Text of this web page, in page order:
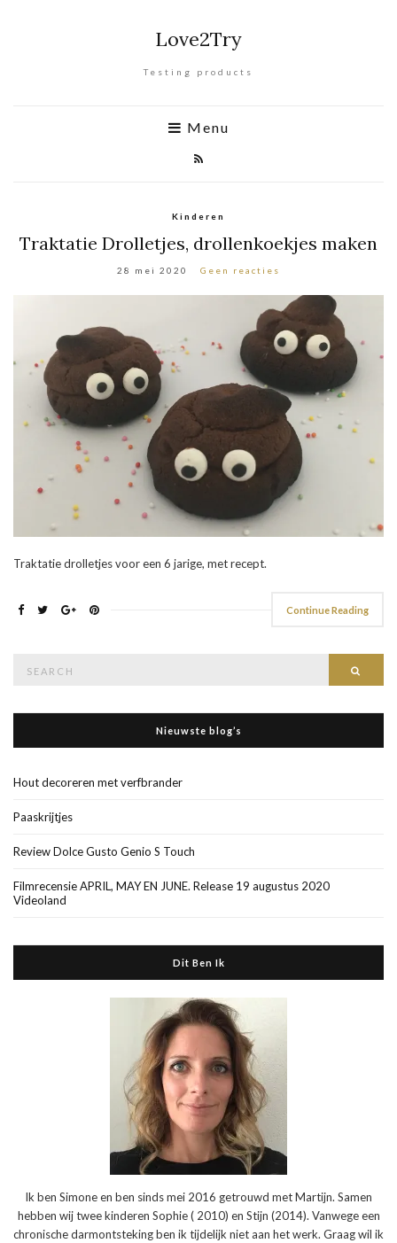
Love2Try
Testing products
Menu
Kinderen
Traktatie Drolletjes, drollenkoekjes maken
28 mei 2020 Geen reacties
Traktatie drolletjes voor een 6 jarige, met recept.
Continue Reading
Nieuwste blog’s
Hout decoreren met verfbrander
Paaskrijtjes
Review Dolce Gusto Genio S Touch
Filmrecensie APRIL, MAY EN JUNE. Release 19 augustus 2020
Videoland
Dit Ben Ik
Ik ben Simone en ben sinds mei 2016 getrouwd met Martijn. Samen
hebben wij twee kinderen Sophie ( 2010) en Stijn (2014). Vanwege een
chronische darmontsteking ben ik tijdelijk niet aan het werk. Graag wil ik